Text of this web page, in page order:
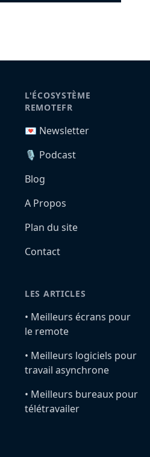
L'ÉCOSYSTÈME
REMOTEFR
💌 Newsletter
🎙️ Podcast
Blog
A Propos
Plan du site
Contact
LES ARTICLES
•️ Meilleurs écrans pour
le remote
•️ Meilleurs logiciels pour
travail asynchrone
•️ Meilleurs bureaux pour
télétravailer